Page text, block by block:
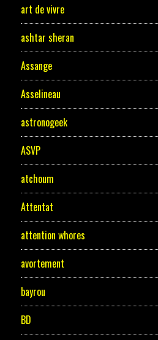
art de vivre
ashtar sheran
Assange
Asselineau
astronogeek
ASVP
atchoum
Attentat
attention whores
avortement
bayrou
BD